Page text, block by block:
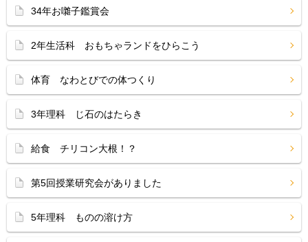
34年お囃子鑑賞会
2年生活科 おもちゃランドをひらこう
体育 なわとびでの体つくり
3年理科 じ石のはたらき
給食 チリコン大根！？
第5回授業研究会がありました
5年理科 ものの溶け方